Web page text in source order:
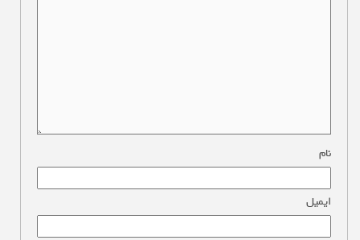
نام
ایمیل